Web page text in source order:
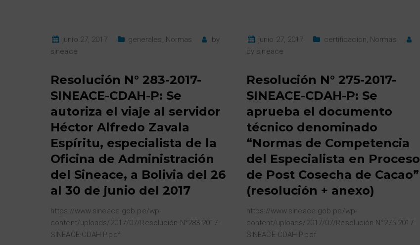
junio 27, 2017 generales, Normas
by
sineace
Resolución N° 283-2017-
SINEACE-CDAH-P: Se
autoriza el viaje al servidor
Héctor Alfredo Zavala
Espíritu, especialista de la
Oficina de Administración
del Sineace, a Bolivia del 26
al 30 de junio del 2017
https://www.sineace.gob.pe/wp-
content/uploads/2017/07/Resolución-N°283-2017-
SINEACE-CDAH-P.pdf
junio 27, 2017 certificacion, Normas
by sineace
Resolución N° 275-2017-
SINEACE-CDAH-P: Se
aprueba el documento
técnico denominado
“Normas de Competencia
del Especialista en Proceso
de Post Cosecha de Cacao”
(resolución + anexo)
https://www.sineace.gob.pe/wp-
content/uploads/2017/07/Resolución-N°275-2017-
SINEACE-CDAH-P.pdf